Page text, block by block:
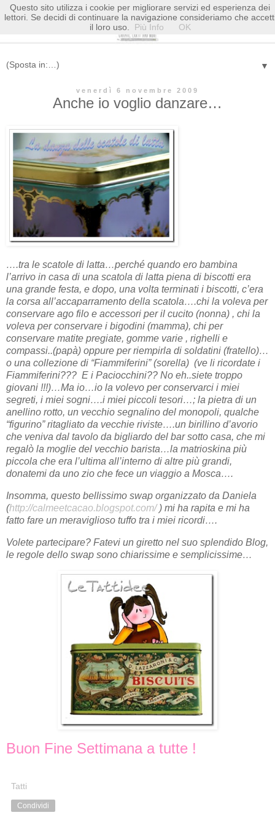
▼
venerdì 6 novembre 2009
Anche io voglio danzare…
….tra le scatole di latta…perché quando ero bambina
l’arrivo in casa di una scatola di latta piena di biscotti era
una grande festa, e dopo, una volta terminati i biscotti, c’era
la corsa all’accaparramento della scatola….chi la voleva per
conservare ago filo e accessori per il cucito (nonna) , chi la
voleva per conservare i bigodini (mamma), chi per
conservare matite pregiate, gomme varie , righelli e
compassi..(papà) oppure per riempirla di soldatini (fratello)…
o una collezione di “Fiammiferini” (sorella) (ve li ricordate i
Fiammiferini??? E i Paciocchini?? No eh..siete troppo
giovani !!!)…Ma io…io la volevo per conservarci i miei
segreti, i miei sogni….i miei piccoli tesori…; la pietra di un
anellino rotto, un vecchio segnalino del monopoli, qualche
“figurino” ritagliato da vecchie riviste….un birillino d’avorio
che veniva dal tavolo da bigliardo del bar sotto casa, che mi
regalò la moglie del vecchio barista…la matrioskina più
piccola che era l’ultima all’interno di altre più grandi,
donatemi da uno zio che fece un viaggio a Mosca….
Insomma, questo bellissimo swap organizzato da Daniela
(http://calmeetcacao.blogspot.com/) mi ha rapita e mi ha
fatto fare un meraviglioso tuffo tra i miei ricordi….
Volete partecipare? Fatevi un giretto nel suo splendido Blog,
le regole dello swap sono chiarissime e semplicissime…
Buon Fine Settimana a tutte !
Tatti
Condividi
Questo sito utilizza i cookie per migliorare servizi ed esperienza dei
lettori. Se decidi di continuare la navigazione consideriamo che
il loro uso.
Più Info OK